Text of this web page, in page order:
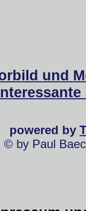
und
powered by
© by Paul